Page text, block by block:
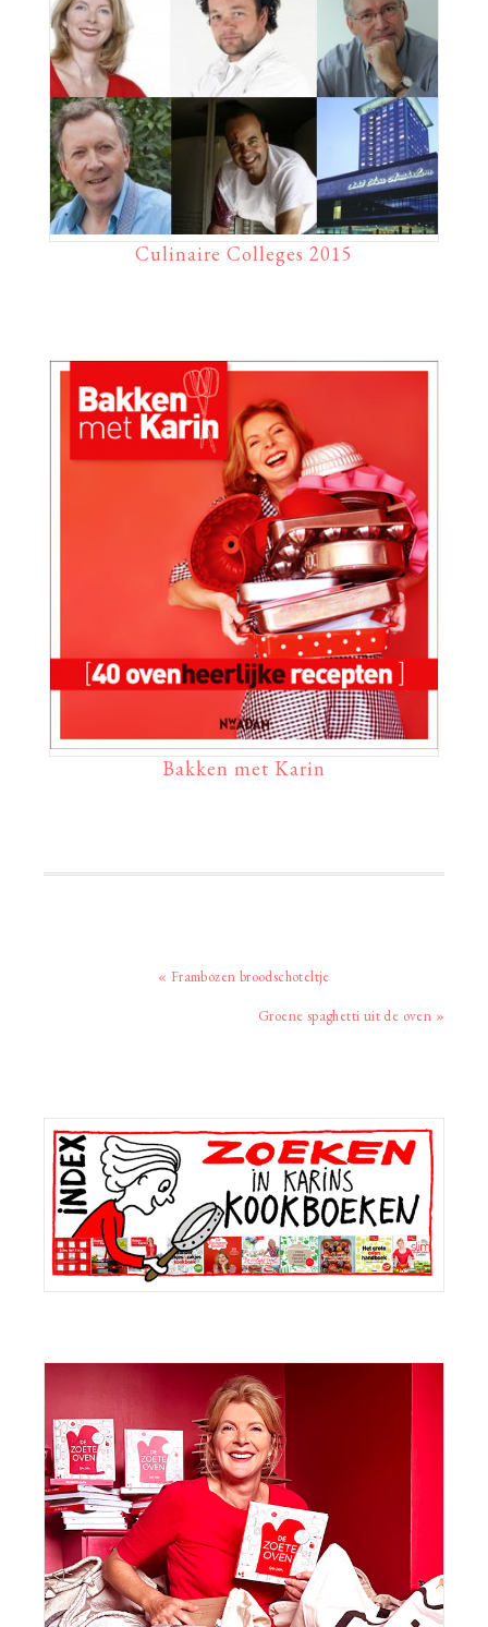
Culinaire Colleges 2015
Bakken met Karin
Vorig
« Frambozen broodschoteltje
Volgend
Groene spaghetti uit de oven »
Primaire
Sidebar